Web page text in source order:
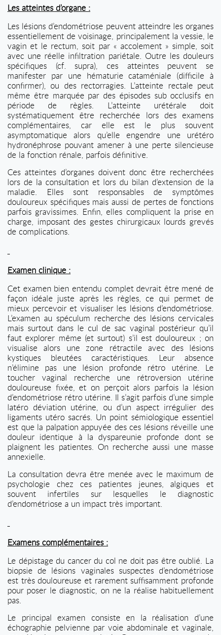
Les atteintes d’organe :
Les lésions d’endométriose peuvent atteindre les organes
essentiellement de voisinage, principalement la vessie, le
vagin et le rectum, soit par « accolement » simple, soit
avec une réelle infiltration pariétale. Outre les douleurs
spécifiques (cf. supra), ces atteintes peuvent se
manifester par une hématurie cataméniale (difficile à
confirmer), ou des rectorragies. L’atteinte rectale peut
même être marquée par des épisodes sub occlusifs en
période de règles. L’atteinte urétérale doit
systématiquement être recherchée lors des examens
complémentaires, car elle est le plus souvent
asymptomatique alors qu’elle engendre une urétéro
hydronéphrose pouvant amener à une perte silencieuse
de la fonction rénale, parfois définitive.
Ces atteintes d’organes doivent donc être recherchées
lors de la consultation et lors du bilan d’extension de la
maladie. Elles sont responsables de symptômes
douloureux spécifiques mais aussi de pertes de fonctions
parfois gravissimes. Enfin, elles compliquent la prise en
charge, imposant des gestes chirurgicaux lourds grevés
de complications.
Examen clinique :
Cet examen bien entendu complet devrait être mené de
façon idéale juste après les règles, ce qui permet de
mieux percevoir et visualiser les lésions d’endométriose.
L’examen au spéculum recherche des lésions cervicales
mais surtout dans le cul de sac vaginal postérieur qu’il
faut explorer même (et surtout) s’il est douloureux ; on
visualise alors une zone rétractile avec des lésions
kystiques bleutées caractéristiques. Leur absence
n’élimine pas une lésion profonde rétro utérine. Le
toucher vaginal recherche une rétroversion utérine
douloureuse fixée, et on perçoit alors parfois la lésion
d’endométriose rétro utérine. Il s’agit parfois d’une simple
latéro déviation utérine, ou d’un aspect irrégulier des
ligaments utéro sacrés. Un point sémiologique essentiel
est que la palpation appuyée des ces lésions réveille une
douleur identique à la dyspareunie profonde dont se
plaignent les patientes. On recherche aussi une masse
annexielle.
La consultation devra être menée avec le maximum de
psychologie chez ces patientes jeunes, algiques et
souvent infertiles sur lesquelles le diagnostic
d’endométriose a un impact très important.
Examens complémentaires :
Le dépistage du cancer du col ne doit pas être oublié. La
biopsie de lésions vaginales suspectes d’endométriose
est très douloureuse et rarement suffisamment profonde
pour poser le diagnostic, on ne la réalise habituellement
pas.
Le principal examen consiste en la réalisation d’une
échographie pelvienne par voie abdominale et vaginale,